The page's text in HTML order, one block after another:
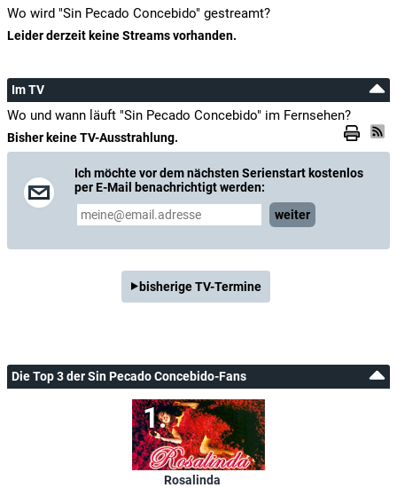
Wo wird "Sin Pecado Concebido" gestreamt?
Leider derzeit keine Streams vorhanden.
Im TV
Wo und wann läuft "Sin Pecado Concebido" im Fernsehen?
Bisher keine TV-Ausstrahlung.
Ich möchte vor dem nächsten Serienstart kostenlos
per E-Mail benachrichtigt werden:
weiter
bisherige TV-Termine
Die Top 3 der Sin Pecado Concebido-Fans
Rosalinda